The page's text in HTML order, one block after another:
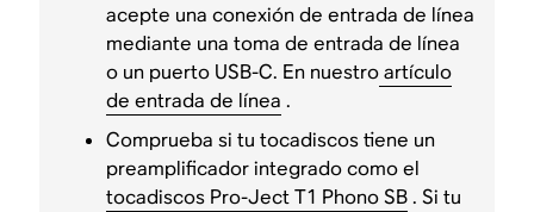
acepte una conexión de entrada de línea
mediante una toma de entrada de línea
o un puerto USB-C. En nuestroartículo
de entrada de línea .
Comprueba si tu tocadiscos tiene un
preamplificador integrado como el
tocadiscos Pro-Ject T1 Phono SB. Si tu